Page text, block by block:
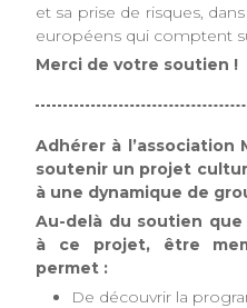
et sa prise de risques,
européens qui comptent
Merci de votre soutien !
Adhérer à
soutenir un projet
à une dynamique de
Au-delà du soutien
à ce projet, être
permet :
De découvrir la